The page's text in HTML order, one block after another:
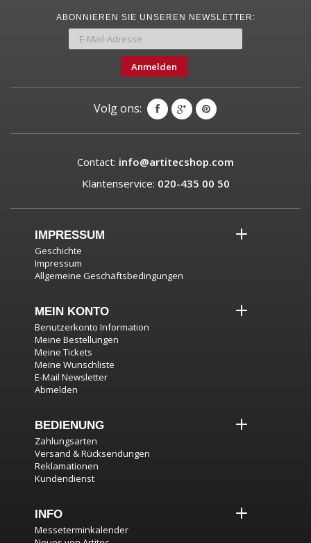
ABONNIEREN SIE UNSEREN NEWSLETTER:
Anmelden
Volg ons:
Contact: info@artitecshop.com
Klantenservice: 020-435 00 50
IMPRESSUM
Geschichte
Impressum
Allgemeine Geschäftsbedingungen
MEIN KONTO
Benutzerkonto Information
Meine Bestellungen
Meine Tickets
Meine Wunschliste
E-Mail Newsletter
Abmelden
BEDIENUNG
Zahlungsarten
Versand & Rücksendungen
Reklamationen
Kundendienst
INFO
Messeterminkalender